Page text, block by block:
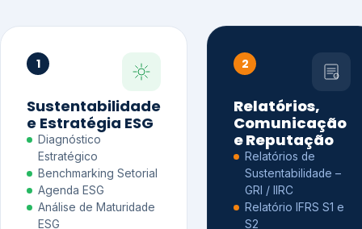
1
Sustentabilidade
e Estratégia ESG
Diagnóstico
Estratégico
Benchmarking Setorial
Agenda ESG
Análise de Maturidade
ESG
2
Relatórios,
Comunicação
e Reputação
Relatórios de
Sustentabilidade –
GRI / IIRC
Relatório IFRS S1 e
S2